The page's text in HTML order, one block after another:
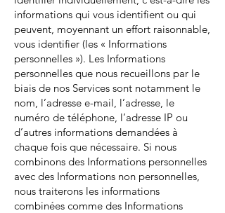
informations qui vous identifient ou qui
peuvent, moyennant un effort raisonnable,
vous identifier (les « Informations
personnelles »). Les Informations
personnelles que nous recueillons par le
biais de nos Services sont notamment le
nom, l’adresse e-mail, l’adresse, le
numéro de téléphone, l’adresse IP ou
d’autres informations demandées à
chaque fois que nécessaire. Si nous
combinons des Informations personnelles
avec des Informations non personnelles,
nous traiterons les informations
combinées comme des Informations